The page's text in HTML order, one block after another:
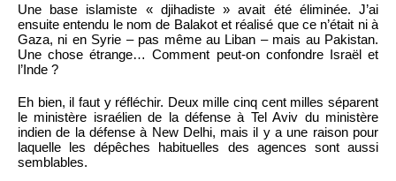
Une base islamiste « djihadiste » avait été éliminée. J’ai
ensuite entendu le nom de Balakot et réalisé que ce n’était ni à
Gaza, ni en Syrie – pas même au Liban – mais au Pakistan.
Une chose étrange… Comment peut-on confondre Israël et
l’Inde ?
Eh bien, il faut y réfléchir. Deux mille cinq cent milles séparent
le ministère israélien de la défense à Tel Aviv du ministère
indien de la défense à New Delhi, mais il y a une raison pour
laquelle les dépêches habituelles des agences sont aussi
semblables.